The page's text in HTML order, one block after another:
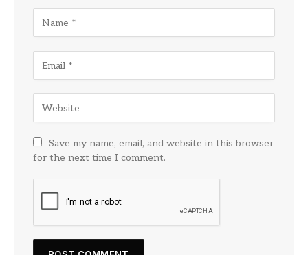
Save my name, email, and website in this browser
for the next time I comment.